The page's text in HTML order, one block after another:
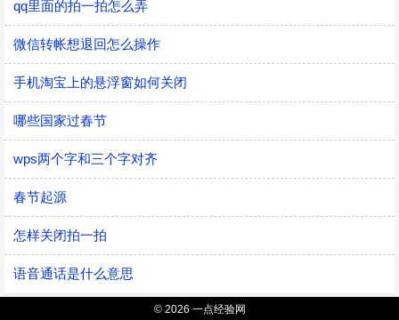
qq里面的拍一拍怎么弄
微信转帐想退回怎么操作
手机淘宝上的悬浮窗如何关闭
哪些国家过春节
wps两个字和三个字对齐
春节起源
怎样关闭拍一拍
语音通话是什么意思
© 2026 一点经验网